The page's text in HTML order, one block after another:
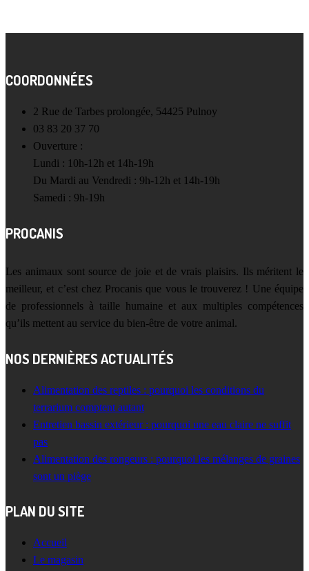
COORDONNÉES
2 Rue de Tarbes prolongée, 54425 Pulnoy
03 83 20 37 70
Ouverture :
Lundi : 10h-12h et 14h-19h
Du Mardi au Vendredi : 9h-12h et 14h-19h
Samedi : 9h-19h
PROCANIS
Les animaux sont source de joie et de vrais plaisirs. Ils méritent le
meilleur, et c’est chez Procanis que vous le trouverez ! Une équipe
de professionnels à taille humaine et aux multiples compétences
qu’ils mettent au service du bien-être de votre animal.
NOS DERNIÈRES ACTUALITÉS
Alimentation des reptiles : pourquoi les conditions du
terrarium comptent autant
Entretien bassin extérieur : pourquoi une eau claire ne suffit
pas
Alimentation des rongeurs : pourquoi les mélanges de graines
sont un piège
PLAN DU SITE
Accueil
Le magasin